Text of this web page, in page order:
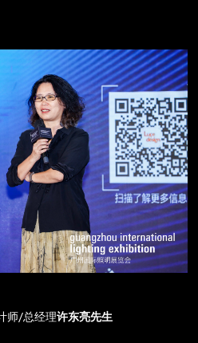
师/总经理许东亮先生